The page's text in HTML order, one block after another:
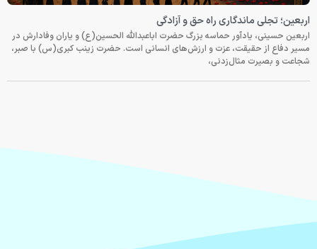
اربعین؛ تجلی ماندگاری راه حق و آزادگی
اربعین حسینی، یادآور حماسه بزرگ حضرت اباعبدالله الحسین(ع) و یاران وفادارش در
مسیر دفاع از حقیقت، عزت و ارزش‌های انسانی است. حضرت زینب کبری(س) با صبر،
شجاعت و بصیرت مثال‌زدنی،